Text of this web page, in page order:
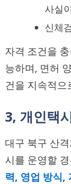
사실
신체
자격 조건을
능하며, 면허
건을 지속적으
3, 개인택
대구 북구 산
시를 운영할
력, 영업 방식,